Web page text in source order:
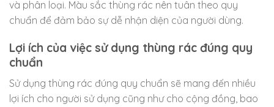
và phân loại. Màu sắc thùng rác nên tuân theo quy
chuẩn để đảm bảo sự dễ nhận diện của người dùng.
Lợi ích của việc sử dụng thùng rác đúng quy
chuẩn
Sử dụng thùng rác đúng quy chuẩn sẽ mang đến nhiều
lợi ích cho người sử dụng cũng như cho cộng đồng, bao